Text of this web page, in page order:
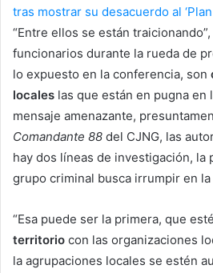
tras mostrar su desacuerdo al ‘Plan
“Entre ellos se están
funcionarios durante la rueda de
lo expuesto en la conferencia, son
locales las que están en pugna en
mensaje amenazante,
Comandante 88 del CJNG, las
hay dos líneas de investigación, la
grupo criminal busca irrumpir en la
“Esa puede ser la primera, que esté
territorio con las organizaciones
la agrupaciones locales se estén